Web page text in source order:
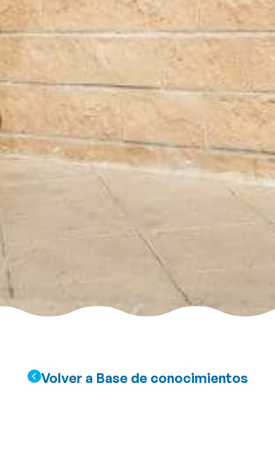
Volver a Base de conocimientos